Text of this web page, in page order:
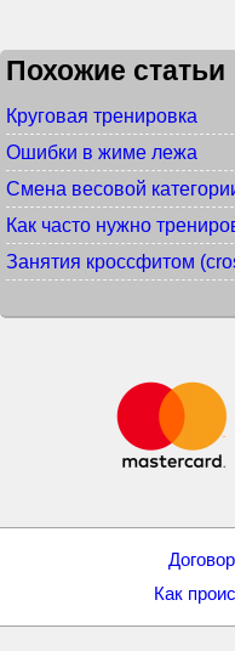
Похожие статьи
Круговая тренировка
Ошибки в жиме лежа
Смена весовой
Как часто нужно
Занятия кроссфитом
Как